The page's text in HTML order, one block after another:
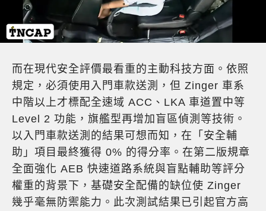
而在現代安全評價最看重的主動科技方面。依照
規定，必須使用入門車款送測，但 Zinger 車系
中階以上才標配全速域 ACC、LKA 車道置中等
Level 2 功能，旗艦型再增加盲區偵測等技術。
以入門車款送測的結果可想而知，在「安全輔
助」項目最終獲得 0% 的得分率。在第二版規章
全面強化 AEB 快速道路系統與盲點輔助等評分
權重的背景下，基礎安全配備的缺位使 Zinger
幾乎毫無防禦能力。此次測試結果已引起官方高